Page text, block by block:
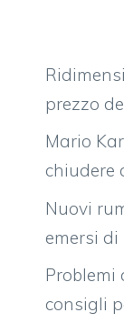
prezzo
Mario
chiudere
Nuovi
emersi di
Problemi
consigli